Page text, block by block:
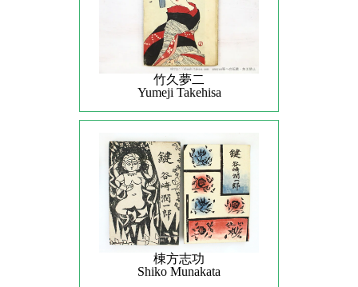
竹久夢二
Yumeji Takehisa
棟方志功
Shiko Munakata